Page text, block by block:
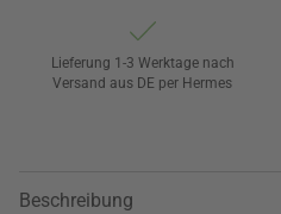
Lieferung 1-3 Werktage nach
Versand aus DE per Hermes
Beschreibung